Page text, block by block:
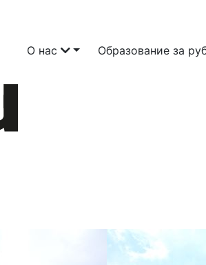
О нас Образование за